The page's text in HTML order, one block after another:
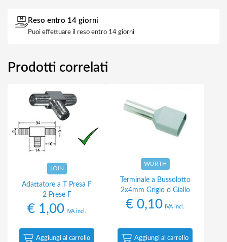
Reso entro 14 giorni
Puoi effettuare il reso entro 14 giorni
Prodotti correlati
JOIN
Adattatore a T Presa F
2 Prese F
€ 1,00 IVA incl.
Aggiungi al carrello
WURTH
Terminale a Bussolotto
2x4mm Grigio o Giallo
€ 0,10 IVA incl.
Aggiungi al carrello